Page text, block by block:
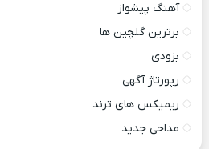
آهنگ پیشواز
برترین گلچین ها
بزودی
رپورتاژ آگهی
ریمیکس های ترند
مداحی جدید